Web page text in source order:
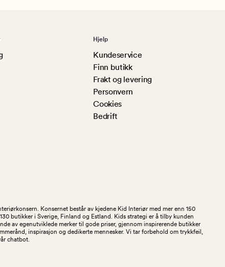
Hjelp
Kundeservice
Finn butikk
Frakt og levering
Personvern
Cookies
Bedrift
Konsernet består av kjedene Kid Interiør med mer enn 150
butikker i Sverige, Finland og Estland. Kids strategi er å tilby kunden
av egenutviklede merker til gode priser, gjennom inspirerende butikker
inspirasjon og dedikerte mennesker. Vi tar forbehold om trykkfeil,
chatbot.